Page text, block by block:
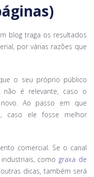
blog traga os resultados
por várias razões que
o seu próprio público
não é relevante, caso o
Ao passo em que
caso ele fosse melhor
comercial. Se o canal
como graxa de
dicas, também será